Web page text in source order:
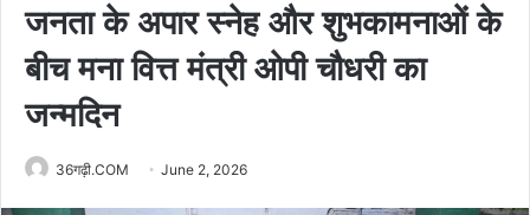
जनता के अपार स्नेह और शुभकामनाओं के
बीच मना वित्त मंत्री ओपी चौधरी का
जन्मदिन
36गढ़ी.COM June 2, 2026